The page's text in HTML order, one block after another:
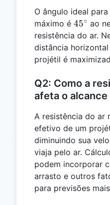
O ângulo ideal
máximo é 45^\circ
45∘ ao
resistência do ar.
distância
projétil é
Q2: Como a
afeta o
A resistência do ar
efetivo de um
diminuindo sua
viaja pelo ar.
podem incorporar
arrasto e outros
para previsões